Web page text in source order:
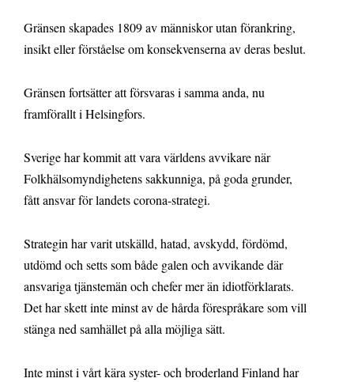
Gränsen skapades 1809 av människor utan förankring,
insikt eller förståelse om konsekvenserna av deras beslut.
Gränsen fortsätter att försvaras i samma anda, nu
framförallt i Helsingfors.
Sverige har kommit att vara världens avvikare när
Folkhälsomyndighetens sakkunniga, på goda grunder,
fått ansvar för landets corona-strategi.
Strategin har varit utskälld, hatad, avskydd, fördömd,
utdömd och setts som både galen och avvikande där
ansvariga tjänstemän och chefer mer än idiotförklarats.
Det har skett inte minst av de hårda förespråkare som vill
stänga ned samhället på alla möjliga sätt.
Inte minst i vårt kära syster- och broderland Finland har